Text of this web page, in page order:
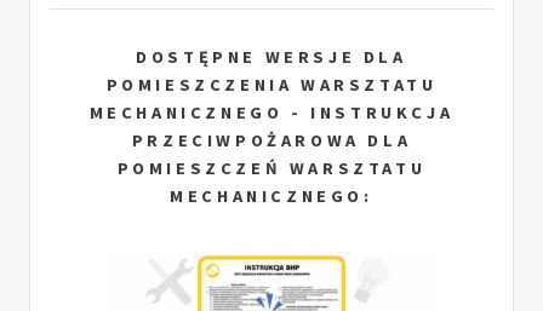
DOSTĘPNE WERSJE DLA
POMIESZCZENIA WARSZTATU
MECHANICZNEGO - INSTRUKCJA
PRZECIWPOŻAROWA DLA
POMIESZCZEŃ WARSZTATU
MECHANICZNEGO: